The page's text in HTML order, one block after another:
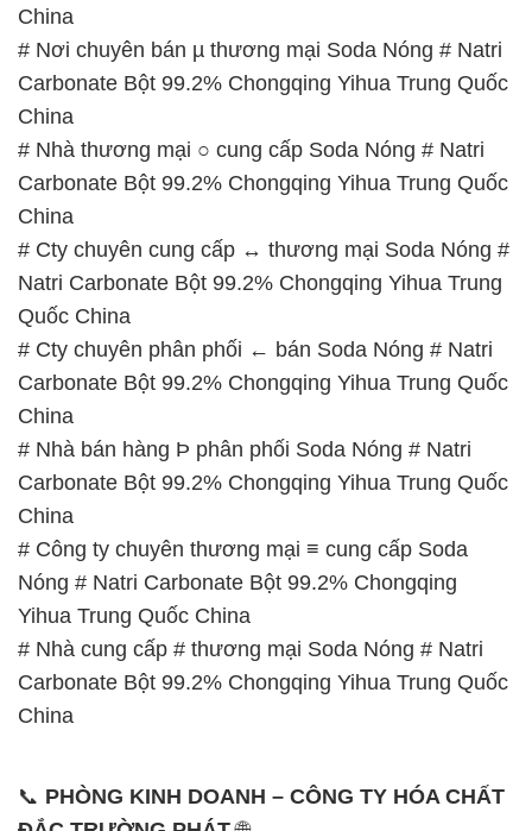
China
# Nơi chuyên bán µ thương mại Soda Nóng # Natri
Carbonate Bột 99.2% Chongqing Yihua Trung Quốc
China
# Nhà thương mại ○ cung cấp Soda Nóng # Natri
Carbonate Bột 99.2% Chongqing Yihua Trung Quốc
China
# Cty chuyên cung cấp ↔ thương mại Soda Nóng #
Natri Carbonate Bột 99.2% Chongqing Yihua Trung
Quốc China
# Cty chuyên phân phối ← bán Soda Nóng # Natri
Carbonate Bột 99.2% Chongqing Yihua Trung Quốc
China
# Nhà bán hàng Þ phân phối Soda Nóng # Natri
Carbonate Bột 99.2% Chongqing Yihua Trung Quốc
China
# Công ty chuyên thương mại ≡ cung cấp Soda
Nóng # Natri Carbonate Bột 99.2% Chongqing
Yihua Trung Quốc China
# Nhà cung cấp # thương mại Soda Nóng # Natri
Carbonate Bột 99.2% Chongqing Yihua Trung Quốc
China
📞 PHÒNG KINH DOANH – CÔNG TY HÓA CHẤT